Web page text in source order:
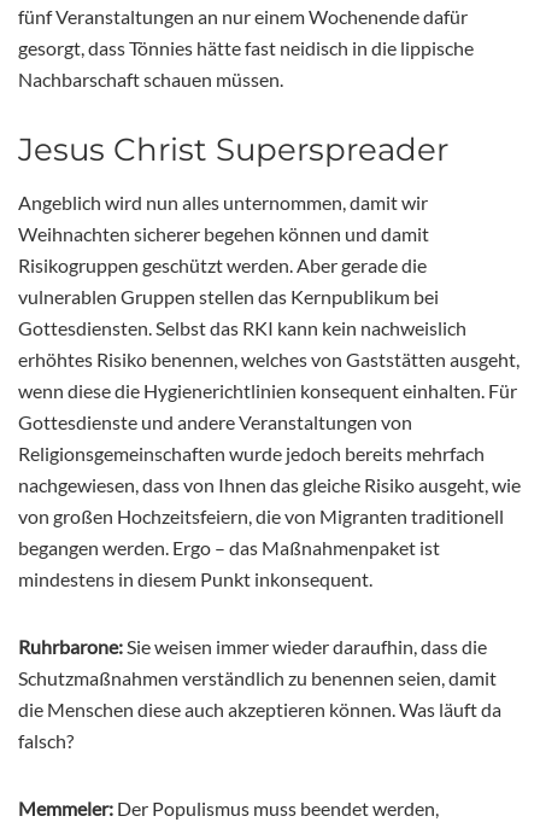
fünf Veranstaltungen an nur einem Wochenende dafür
gesorgt, dass Tönnies hätte fast neidisch in die lippische
Nachbarschaft schauen müssen.
Jesus Christ Superspreader
Angeblich wird nun alles unternommen, damit wir
Weihnachten sicherer begehen können und damit
Risikogruppen geschützt werden. Aber gerade die
vulnerablen Gruppen stellen das Kernpublikum bei
Gottesdiensten. Selbst das RKI kann kein nachweislich
erhöhtes Risiko benennen, welches von Gaststätten ausgeht,
wenn diese die Hygienerichtlinien konsequent einhalten. Für
Gottesdienste und andere Veranstaltungen von
Religionsgemeinschaften wurde jedoch bereits mehrfach
nachgewiesen, dass von Ihnen das gleiche Risiko ausgeht, wie
von großen Hochzeitsfeiern, die von Migranten traditionell
begangen werden. Ergo – das Maßnahmenpaket ist
mindestens in diesem Punkt inkonsequent.
Ruhrbarone:Sie weisen immer wieder daraufhin, dass die
Schutzmaßnahmen verständlich zu benennen seien, damit
die Menschen diese auch akzeptieren können. Was läuft da
falsch?
Memmeler: Der Populismus muss beendet werden,